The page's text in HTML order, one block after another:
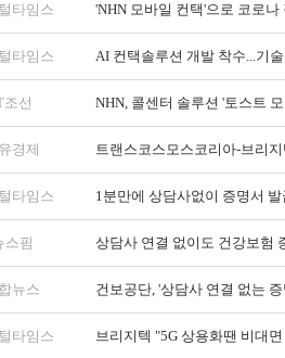
타임스 'NHN 모바일 컨택'으로 코로나
타임스 AI 컨택솔루션 개발 착수...기
조선 NHN, 콜센터 솔루션 '토스트
경제 트랜스코스모스코리아-브리
타임스 1분만에 상담사없이 증명서
스핌 상담사 연결 없이도 건강보험
뉴스 건보공단, '상담사 연결 없는
타임스 브리지텍 "5G 상용화땐 비대